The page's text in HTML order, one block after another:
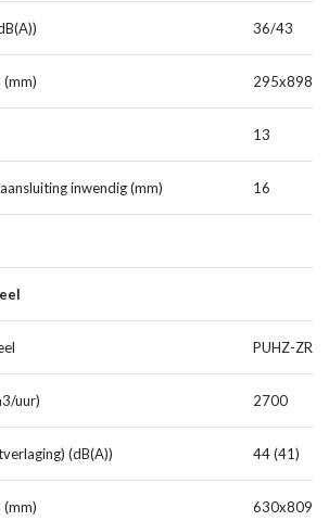
36/43
(mm)
13
inwendig (mm) 16
PUHZ-
uur) 2700
(dB(A)) 44 (41)
(mm)